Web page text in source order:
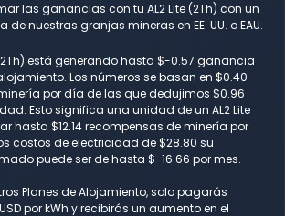
las ganancias con tu AL2 Lite (2Th) con un
de nuestras granjas mineras en EE. UU. o EAU.
(2Th) está generando hasta $-0.57 ganancia
Los números se basan en $0.40
por día de las que dedujimos $0.96
Esto significa una unidad de un AL2 Lite
hasta $12.14 recompensas de minería por
costos de electricidad de $28.80 su
puede ser de hasta $-16.66 por mes.
Planes de Alojamiento, solo pagarás
por kWh y recibirás un aumento en el